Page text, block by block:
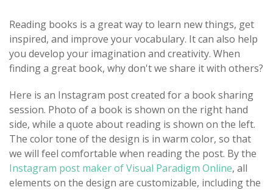
Reading books is a great way to learn new things, get
inspired, and improve your vocabulary. It can also help
you develop your imagination and creativity. When
finding a great book, why don't we share it with others?
Here is an Instagram post created for a book sharing
session. Photo of a book is shown on the right hand
side, while a quote about reading is shown on the left.
The color tone of the design is in warm color, so that
we will feel comfortable when reading the post. By the
Instagram post maker of Visual Paradigm Online, all
elements on the design are customizable, including the